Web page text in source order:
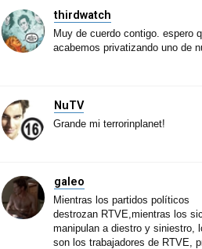
thirdwatch
Muy de cuerdo contigo. espero
acabemos privatizando uno de
NuTV
Grande mi terrorinplanet!
galeo
Mientras los partidos políticos
destrozan RTVE,mientras los
manipulan a diestro y siniestro,
son los trabajadores de RTVE,